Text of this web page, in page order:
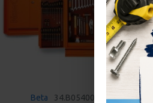
Beta 34.B054000095